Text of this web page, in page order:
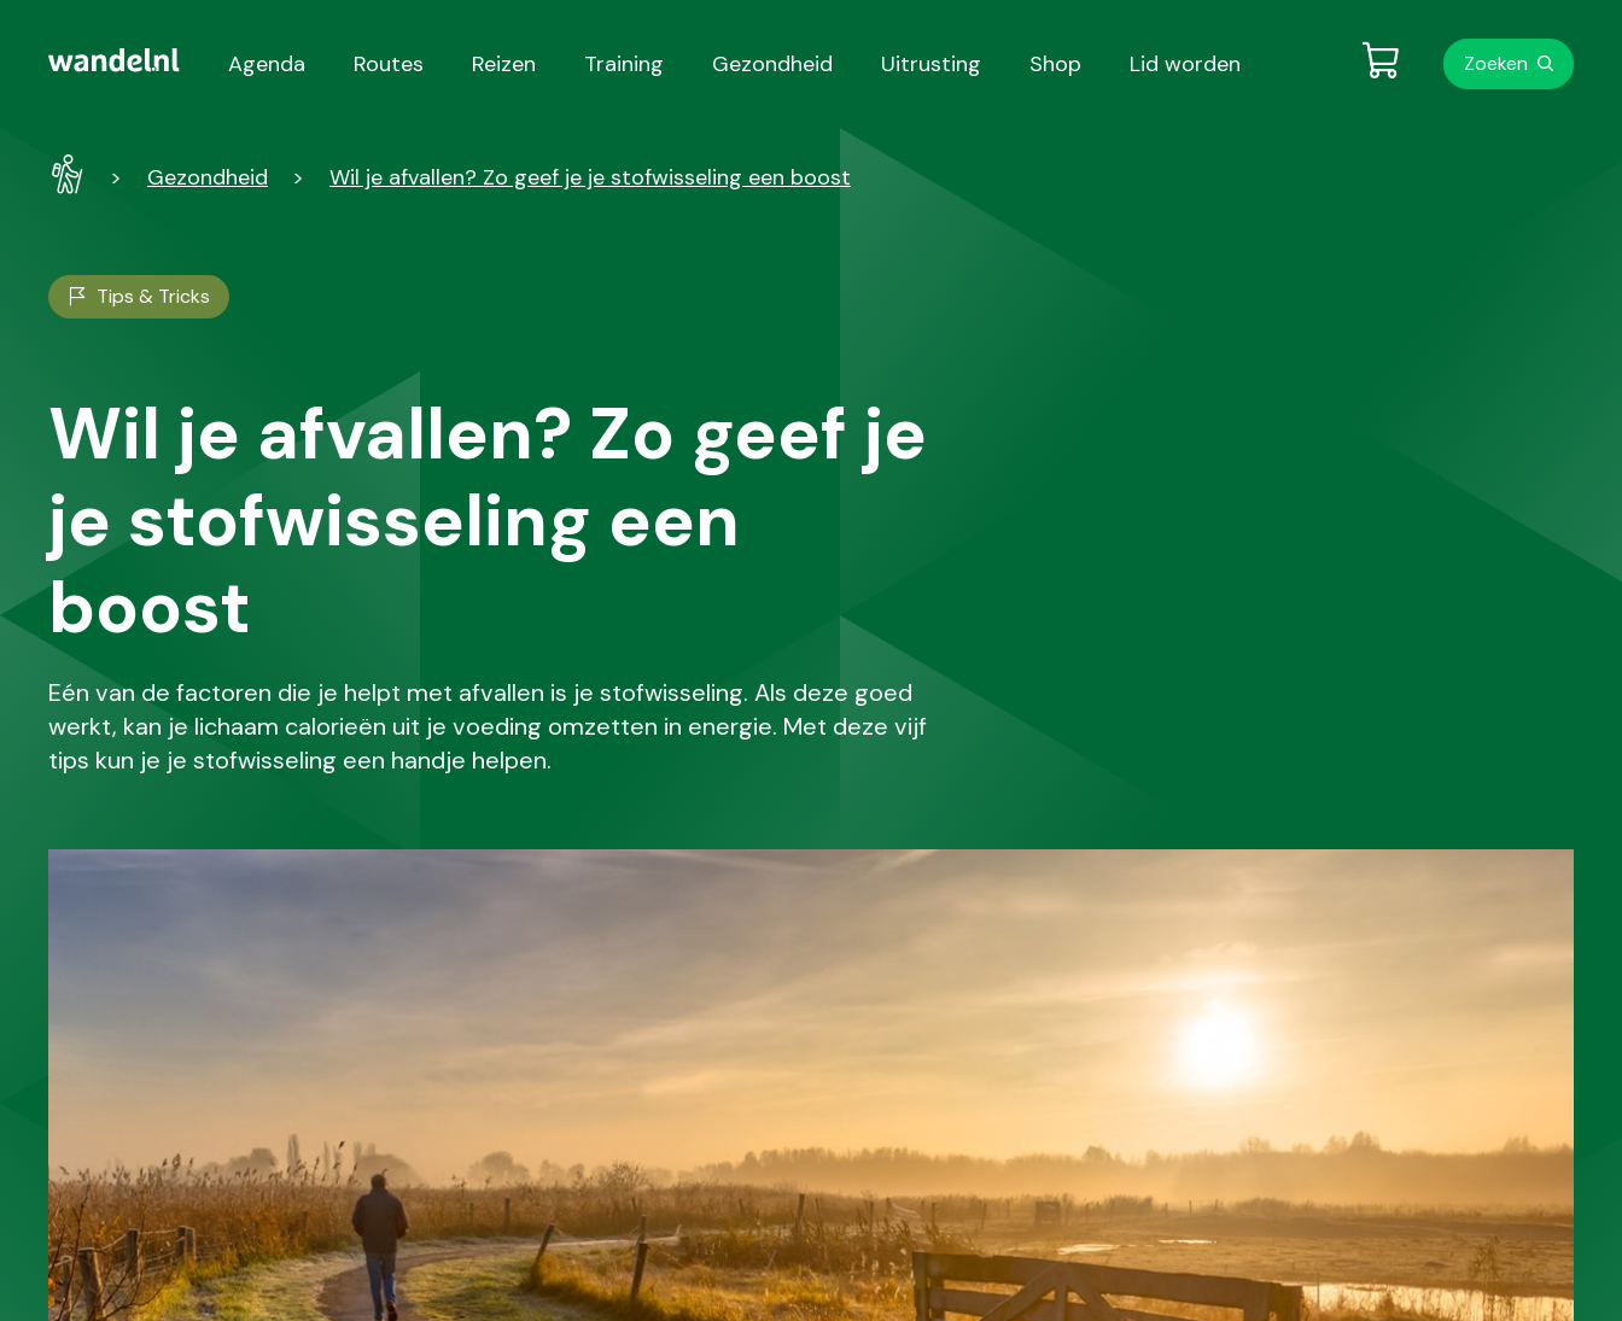
Hoofdnavigatie
Agenda Routes Reizen Training Gezondheid Uitrusting Shop Lid worden Zoeken
WandelGezondheid Wil je afvallen? Zo geef je je stofwisseling een boost
Tips & Tricks
Wil je afvallen? Zo geef je
je stofwisseling een
boost
Eén van de factoren die je helpt met afvallen is je stofwisseling. Als deze goed
werkt, kan je lichaam calorieën uit je voeding omzetten in energie. Met deze vijf
tips kun je je stofwisseling een handje helpen.